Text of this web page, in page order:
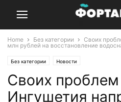
Home Без категории
Своих
млн рублей на восстановление
Без категории Новости
Своих проблем
Ингушетия